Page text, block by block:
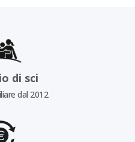
di sci
dal 2012